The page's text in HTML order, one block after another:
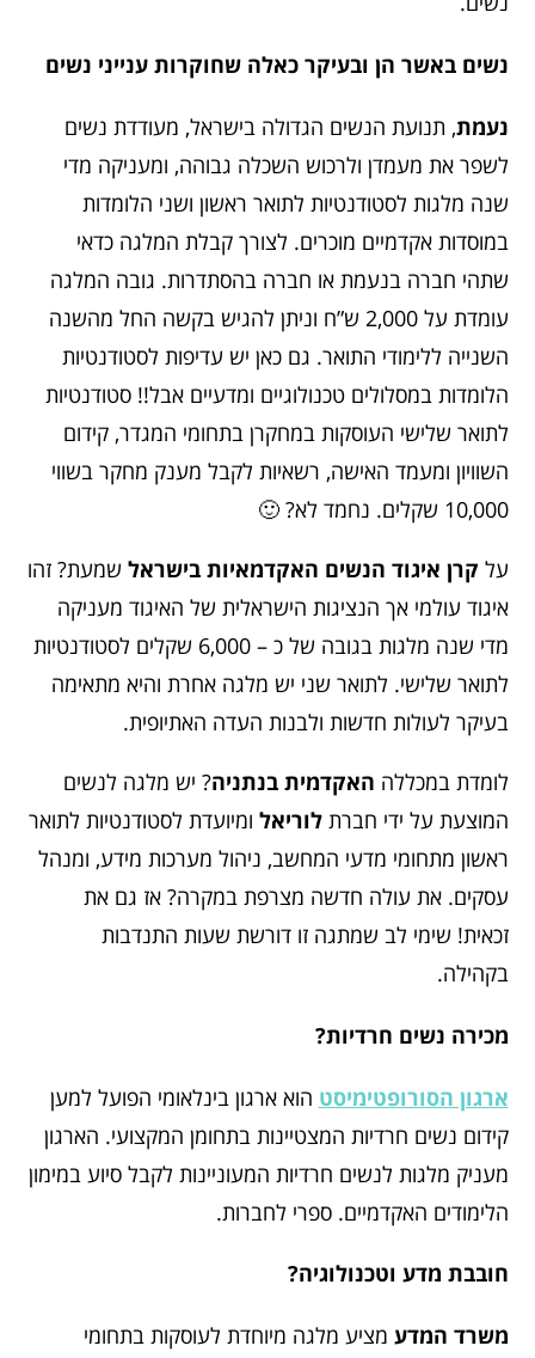
נשים באשר הן ובעיקר כאלה שחוקרות ענייני נשים
נעמת, תנועת הנשים הגדולה בישראל, מעודדת נשים
לשפר את מעמדן ולרכוש השכלה גבוהה, ומעניקה מדי
שנה מלגות לסטודנטיות לתואר ראשון ושני הלומדות
במוסדות אקדמיים מוכרים. לצורך קבלת המלגה כדאי
שתהי חברה בנעמת או חברה בהסתדרות. גובה המלגה
עומדת על 2,000 ש”ח וניתן להגיש בקשה החל מהשנה
השנייה ללימודי התואר. גם כאן יש עדיפות לסטודנטיות
הלומדות במסלולים טכנולוגיים ומדעיים אבל!! סטודנטיות
לתואר שלישי העוסקות במחקרן בתחומי המגדר, קידום
השוויון ומעמד האישה, רשאיות לקבל מענק מחקר בשווי
10,000 שקלים. נחמד לא? 🙂
על קרן איגוד הנשים האקדמאיות בישראל שמעת? זהו
איגוד עולמי אך הנציגות הישראלית של האיגוד מעניקה
מדי שנה מלגות בגובה של כ – 6,000 שקלים לסטודנטיות
לתואר שלישי. לתואר שני יש מלגה אחרת והיא מתאימה
בעיקר לעולות חדשות ולבנות העדה האתיופית.
לומדת במכללה האקדמית בנתניה? יש מלגה לנשים
המוצעת על ידי חברתלוריאל ומיועדת לסטודנטיות לתואר
ראשון מתחומי מדעי המחשב, ניהול מערכות מידע, ומנהל
עסקים. את עולה חדשה מצרפת במקרה? אז גם את
זכאית! שימי לב שמתגה זו דורשת שעות התנדבות
בקהילה.
מכירה נשים חרדיות?
ארגון הסורופטימיסט הוא ארגון בינלאומי הפועל למען
קידום נשים חרדיות המצטיינות בתחומן המקצועי. הארגון
מעניק מלגות לנשים חרדיות המעוניינות לקבל סיוע במימון
הלימודים האקדמיים. ספרי לחברות.
חובבת מדע וטכנולוגיה?
משרד המדע מציע מלגה מיוחדת לעוסקות בתחומי